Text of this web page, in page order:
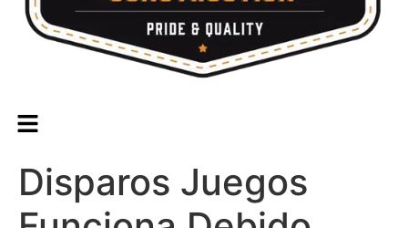
Disparos Juegos